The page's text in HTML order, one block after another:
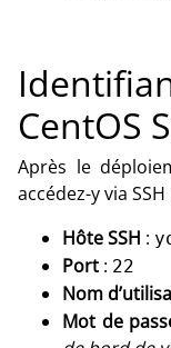
CentOS
Après le
accédez-y via SSH
Hôte SSH :
Port : 22
Nom
Mot de